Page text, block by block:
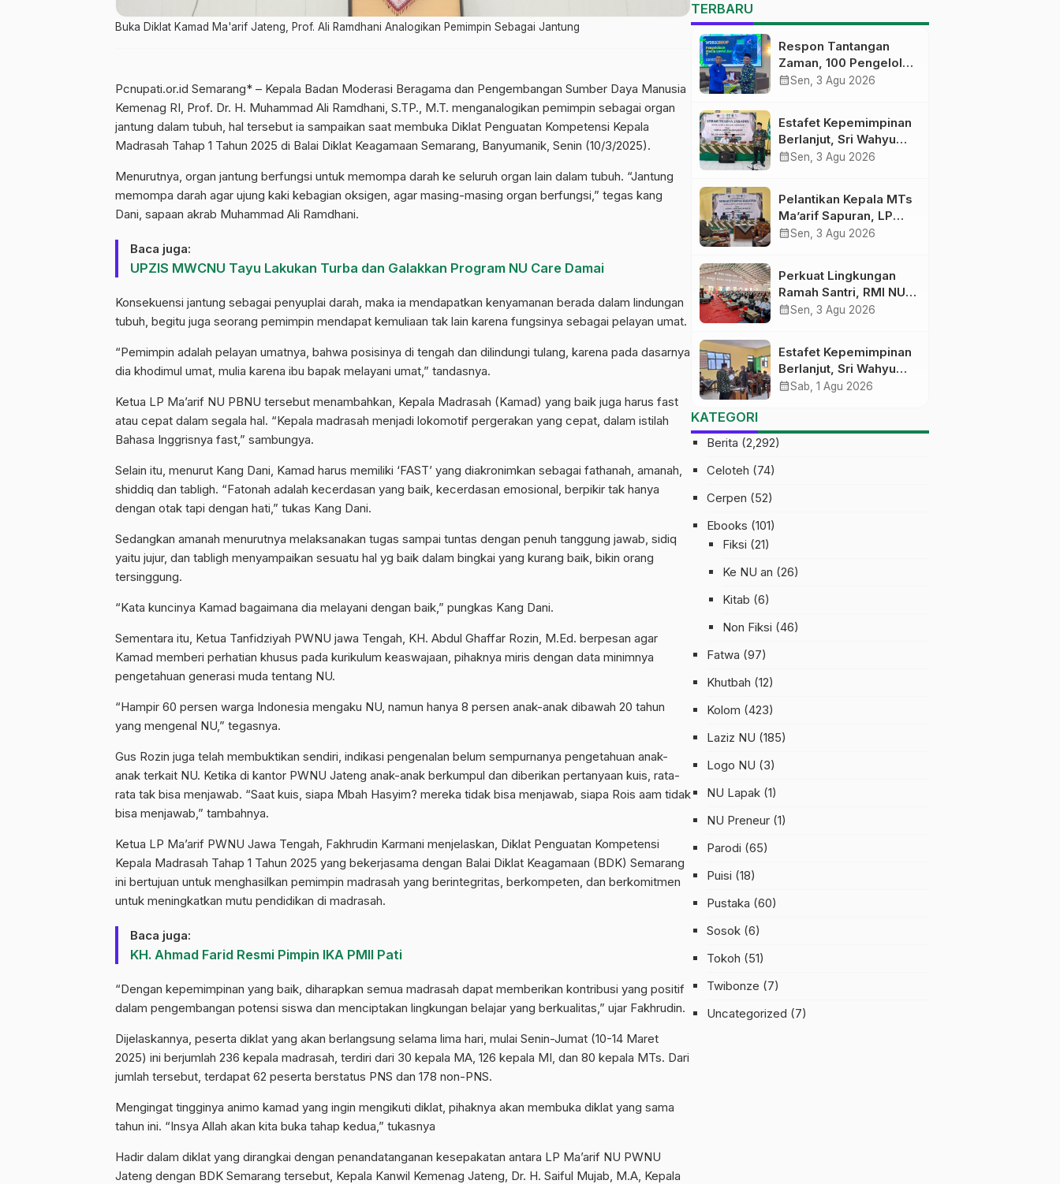
Buka Diklat Kamad Ma'arif Jateng, Prof. Ali Ramdhani Analogikan Pemimpin Sebagai Jantung
Pcnupati.or.id Semarang* – Kepala Badan Moderasi Beragama dan Pengembangan Sumber Daya Manusia
Kemenag RI, Prof. Dr. H. Muhammad Ali Ramdhani, S.TP., M.T. menganalogikan pemimpin sebagai organ
jantung dalam tubuh, hal tersebut ia sampaikan saat membuka Diklat Penguatan Kompetensi Kepala
Madrasah Tahap 1 Tahun 2025 di Balai Diklat Keagamaan Semarang, Banyumanik, Senin (10/3/2025).
Menurutnya, organ jantung berfungsi untuk memompa darah ke seluruh organ lain dalam tubuh. “Jantung
memompa darah agar ujung kaki kebagian oksigen, agar masing-masing organ berfungsi,” tegas kang
Dani, sapaan akrab Muhammad Ali Ramdhani.
Baca juga:
UPZIS MWCNU Tayu Lakukan Turba dan Galakkan Program NU Care Damai
Konsekuensi jantung sebagai penyuplai darah, maka ia mendapatkan kenyamanan berada dalam lindungan
tubuh, begitu juga seorang pemimpin mendapat kemuliaan tak lain karena fungsinya sebagai pelayan umat.
“Pemimpin adalah pelayan umatnya, bahwa posisinya di tengah dan dilindungi tulang, karena pada dasarnya
dia khodimul umat, mulia karena ibu bapak melayani umat,” tandasnya.
Ketua LP Ma’arif NU PBNU tersebut menambahkan, Kepala Madrasah (Kamad) yang baik juga harus fast
atau cepat dalam segala hal. “Kepala madrasah menjadi lokomotif pergerakan yang cepat, dalam istilah
Bahasa Inggrisnya fast,” sambungya.
Selain itu, menurut Kang Dani, Kamad harus memiliki ‘FAST’ yang diakronimkan sebagai fathanah, amanah,
shiddiq dan tabligh. “Fatonah adalah kecerdasan yang baik, kecerdasan emosional, berpikir tak hanya
dengan otak tapi dengan hati,” tukas Kang Dani.
Sedangkan amanah menurutnya melaksanakan tugas sampai tuntas dengan penuh tanggung jawab, sidiq
yaitu jujur, dan tabligh menyampaikan sesuatu hal yg baik dalam bingkai yang kurang baik, bikin orang
tersinggung.
“Kata kuncinya Kamad bagaimana dia melayani dengan baik,” pungkas Kang Dani.
Sementara itu, Ketua Tanfidziyah PWNU jawa Tengah, KH. Abdul Ghaffar Rozin, M.Ed. berpesan agar
Kamad memberi perhatian khusus pada kurikulum keaswajaan, pihaknya miris dengan data minimnya
pengetahuan generasi muda tentang NU.
“Hampir 60 persen warga Indonesia mengaku NU, namun hanya 8 persen anak-anak dibawah 20 tahun
yang mengenal NU,” tegasnya.
Gus Rozin juga telah membuktikan sendiri, indikasi pengenalan belum sempurnanya pengetahuan anak-
anak terkait NU. Ketika di kantor PWNU Jateng anak-anak berkumpul dan diberikan pertanyaan kuis, rata-
rata tak bisa menjawab. “Saat kuis, siapa Mbah Hasyim? mereka tidak bisa menjawab, siapa Rois aam tidak
bisa menjawab,” tambahnya.
Ketua LP Ma’arif PWNU Jawa Tengah, Fakhrudin Karmani menjelaskan, Diklat Penguatan Kompetensi
Kepala Madrasah Tahap 1 Tahun 2025 yang bekerjasama dengan Balai Diklat Keagamaan (BDK) Semarang
ini bertujuan untuk menghasilkan pemimpin madrasah yang berintegritas, berkompeten, dan berkomitmen
untuk meningkatkan mutu pendidikan di madrasah.
Baca juga:
KH. Ahmad Farid Resmi Pimpin IKA PMII Pati
“Dengan kepemimpinan yang baik, diharapkan semua madrasah dapat memberikan kontribusi yang positif
dalam pengembangan potensi siswa dan menciptakan lingkungan belajar yang berkualitas,” ujar Fakhrudin.
Dijelaskannya, peserta diklat yang akan berlangsung selama lima hari, mulai Senin-Jumat (10-14 Maret
2025) ini berjumlah 236 kepala madrasah, terdiri dari 30 kepala MA, 126 kepala MI, dan 80 kepala MTs. Dari
jumlah tersebut, terdapat 62 peserta berstatus PNS dan 178 non-PNS.
Mengingat tingginya animo kamad yang ingin mengikuti diklat, pihaknya akan membuka diklat yang sama
tahun ini. “Insya Allah akan kita buka tahap kedua,” tukasnya
Hadir dalam diklat yang dirangkai dengan penandatanganan kesepakatan antara LP Ma’arif NU PWNU
Jateng dengan BDK Semarang tersebut, Kepala Kanwil Kemenag Jateng, Dr. H. Saiful Mujab, M.A, Kepala
TERBARU
Respon Tantangan
Zaman, 100 Pengelola
Medsos Sekolah
Digital
calendar_monthSen, 3 Agu 2026
Estafet Kepemimpinan
Berlanjut, Sri Wahyu
Susilowati Resmi
calendar_monthSen, 3 Agu 2026
Pelantikan Kepala MTs
Ma’arif Sapuran, LP
Ma’arif NU Wonosobo
Kepemimpinan
Nahdliyah
calendar_monthSen, 3 Agu 2026
Perkuat Lingkungan
Ramah Santri, RMI NU
Gelar ‘Sambang
calendar_monthSen, 3 Agu 2026
Estafet Kepemimpinan
Berlanjut, Sri Wahyu
Susilowati Resmi
calendar_monthSab, 1 Agu 2026
KATEGORI
Berita (2,292)
Celoteh (74)
Cerpen (52)
Ebooks (101)
Fiksi (21)
Ke NU an (26)
Kitab (6)
Non Fiksi (46)
Fatwa (97)
Khutbah (12)
Kolom (423)
Laziz NU (185)
Logo NU (3)
NU Lapak (1)
NU Preneur (1)
Parodi (65)
Puisi (18)
Pustaka (60)
Sosok (6)
Tokoh (51)
Twibonze (7)
Uncategorized (7)